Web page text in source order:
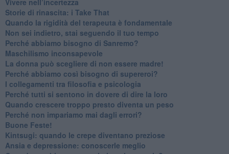
​Storie di rinascita: i Take That
​Quando la rigidità del terapeuta è fondamentale
​Non sei indietro, stai seguendo il tuo tempo
​Perché abbiamo bisogno di Sanremo?
​Maschilismo inconsapevole
​La donna può scegliere di non essere madre!
​Perché abbiamo così bisogno di supereroi?
​I collegamenti tra filosofia e psicologia
​Perché tutti si sentono in dovere di dire la loro
​Quando crescere troppo presto diventa un peso
​Perché non impariamo mai dagli errori?
​Buone Feste!
​Kintsugi: quando le crepe diventano preziose
Ansia e depressione: conoscerle meglio